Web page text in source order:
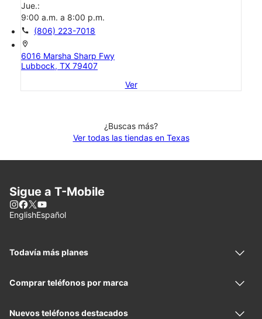
Jue.:
9:00 a.m. a 8:00 p.m.
call (806) 223-7018
location_on
6016 Marsha Sharp Fwy
Lubbock, TX 79407
Ver
¿Buscas más?
Ver todas las tiendas en Texas